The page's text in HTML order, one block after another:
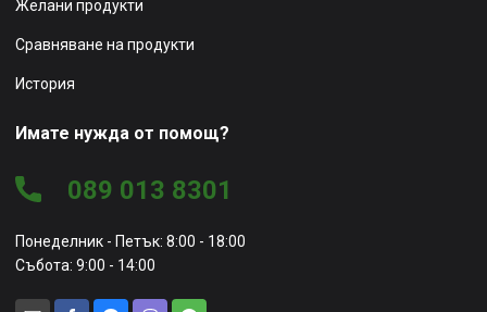
Желани продукти
Сравняване на продукти
История
Имате нужда от помощ?
089 013 8301
Понеделник - Петък: 8:00 - 18:00
Събота: 9:00 - 14:00